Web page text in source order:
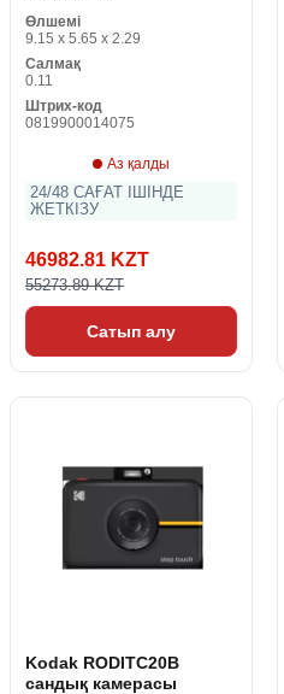
Өлшемі
9.15 x 5.65 x 2.29
Салмақ
0.11
Штрих-код
0819900014075
Аз қалды
24/48 САҒАТ ІШІНДЕ
ЖЕТКІЗУ
46982.81 KZT
55273.89 KZT
Сатып алу
Kodak RODITC20B
сандық камерасы